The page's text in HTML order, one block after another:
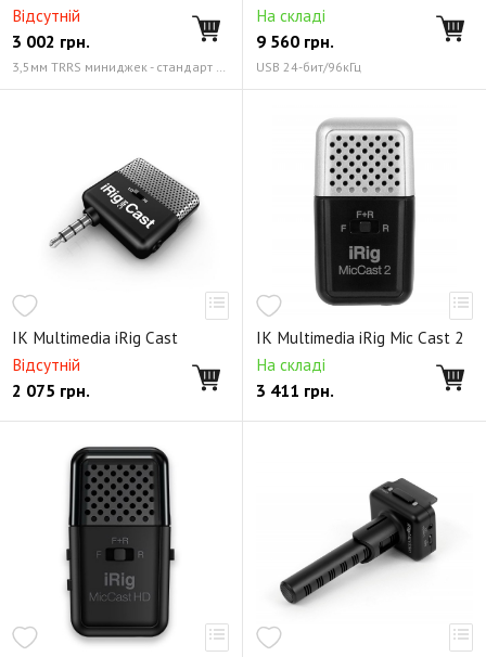
Відсутній
3 002 грн.
3,5мм TRRS миниджек - стандарт CTIA/AHJ 3,5мм TRRS миниджек (стандарт CTIA) для наушников/гарнитуры, 3,5мм TRS миниджек "сквозной" выход Thru
На складі
9 560 грн.
USB 24-бит/96кГц
IK Multimedia iRig Cast
Відсутній
2 075 грн.
IK Multimedia iRig Mic Cast 2
На складі
3 411 грн.